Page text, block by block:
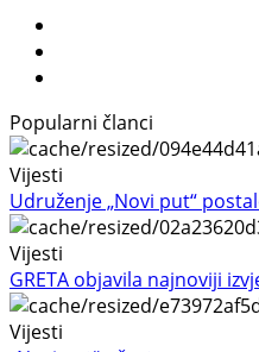
Popularni članci
Vijesti
Udruženje „Novi put“
Vijesti
GRETA objavila najnoviji
Vijesti